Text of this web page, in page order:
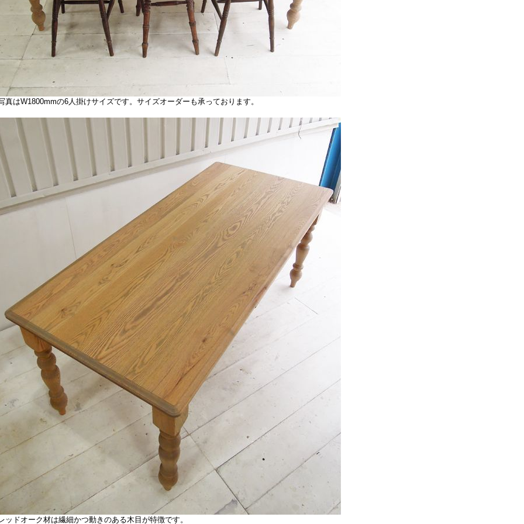
はW1800mmの6人掛けサイズです。サイズオーダーも承っております。
ドオーク材は繊細かつ動きのある木目が特徴です。